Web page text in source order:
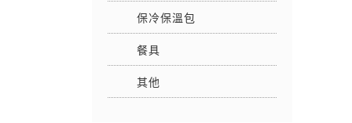
保冷保溫包
餐具
其他